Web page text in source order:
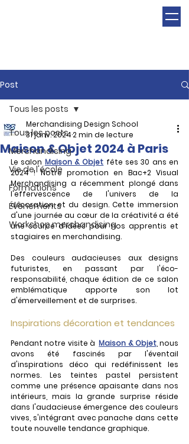
Post
Tous les posts
Merchandising
Vie de l'école
Formations
Évènements
Workshop merchandising
Tous les posts
Maison & Objet 2024 à Paris
Merchandising Design School
31 janv. 20242 min de lecture
Le salon Maison & Objet fête ses 30 ans en
2024 ! Notre promotion en Bac+2 Visual
Merchandising a récemment plongé dans
l'effervescence de l'univers de la
décoration et du design. Cette immersion
d'une journée au cœur de la créativité a été
une source d'idées pour nos apprentis et
stagiaires en merchandising.
Des couleurs audacieuses aux designs
futuristes, en passant par l'éco-
responsabilité, chaque édition de ce salon
emblématique apporte son lot
d'émerveillement et de surprises.
Inspirations décoration et tendances
Pendant notre visite à Maison & Objet, nous
avons été fascinés par l'éventail
d'inspirations déco qui redéfinissent les
normes. Les teintes pastel persistent
comme une présence apaisante dans nos
intérieurs, mais la grande surprise réside
dans l'audacieuse émergence des couleurs
vives, s'intégrant avec panache dans cette
toute nouvelle tendance graphique.